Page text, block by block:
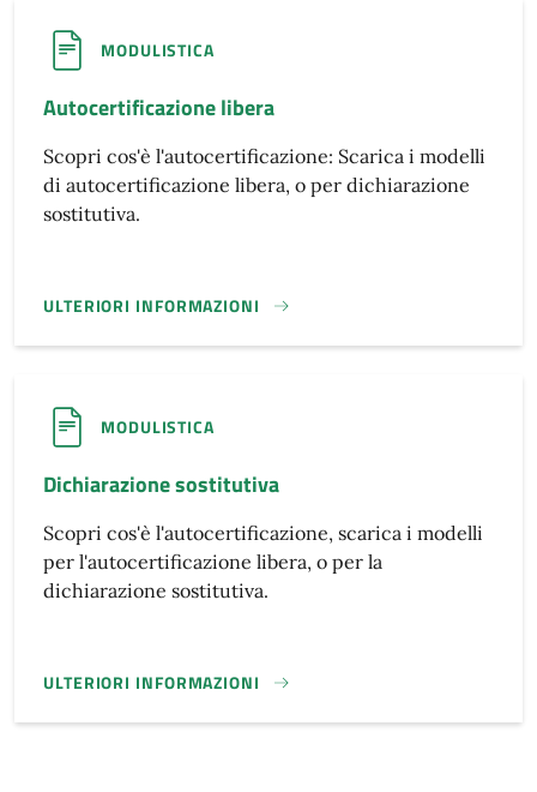
MODULISTICA
Autocertificazione libera
Scopri cos'è l'autocertificazione: Scarica i modelli
di autocertificazione libera, o per dichiarazione
sostitutiva.
ULTERIORI INFORMAZIONI
AUTOCERTIFICAZIONE LIBERA}
MODULISTICA
Dichiarazione sostitutiva
Scopri cos'è l'autocertificazione, scarica i modelli
per l'autocertificazione libera, o per la
dichiarazione sostitutiva.
ULTERIORI INFORMAZIONI
DICHIARAZIONE SOSTITUTIVA}